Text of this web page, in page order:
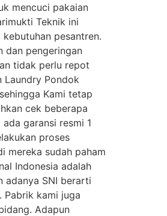
mencuci pakaian
Teknik ini
pesantren.
dan pengeringan
tidak perlu repot
Laundry Pondok
Kami tetap
cek beberapa
garansi resmi 1
proses
mereka sudah paham
Indonesia adalah
adanya SNI berarti
Pabrik kami juga
Adapun